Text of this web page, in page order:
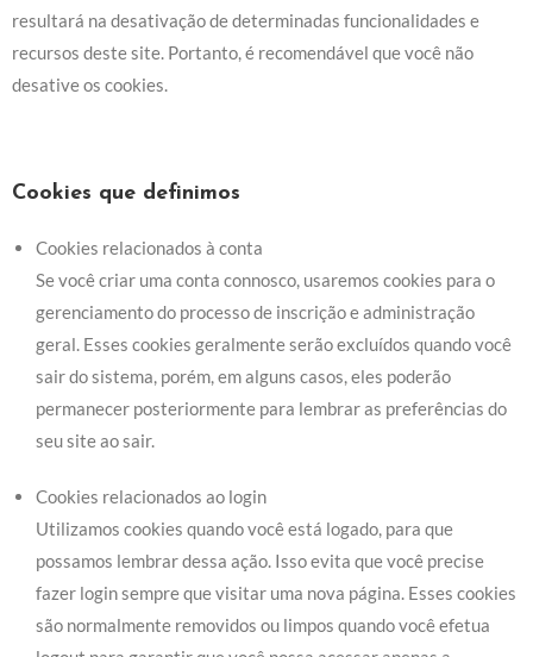
resultará na desativação de determinadas funcionalidades e
recursos deste site. Portanto, é recomendável que você não
desative os cookies.
Cookies que definimos
Cookies relacionados à conta
Se você criar uma conta connosco, usaremos cookies para o
gerenciamento do processo de inscrição e administração
geral. Esses cookies geralmente serão excluídos quando você
sair do sistema, porém, em alguns casos, eles poderão
permanecer posteriormente para lembrar as preferências do
seu site ao sair.
Cookies relacionados ao login
Utilizamos cookies quando você está logado, para que
possamos lembrar dessa ação. Isso evita que você precise
fazer login sempre que visitar uma nova página. Esses cookies
são normalmente removidos ou limpos quando você efetua